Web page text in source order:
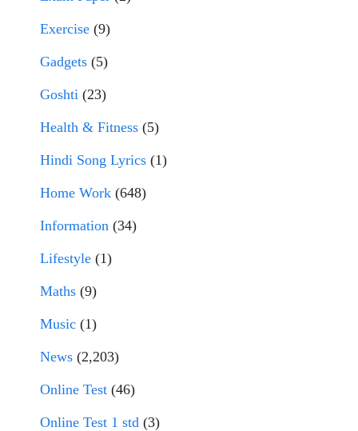
Exercise (9)
Gadgets (5)
Goshti (23)
Health & Fitness (5)
Hindi Song Lyrics (1)
Home Work (648)
Information (34)
Lifestyle (1)
Maths (9)
Music (1)
News (2,203)
Online Test (46)
Online Test 1 std (3)